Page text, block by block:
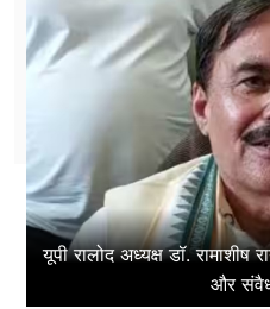
यूपी रालोद अध्यक्ष डॉ. रामाशीष
और